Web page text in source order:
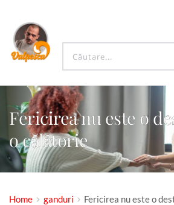
Fericirea nu este o
o călătorie
Home ganduri Fericirea nu este o